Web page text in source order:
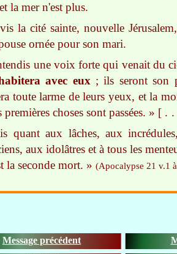
la mer n'est plus.
la cité sainte, nouvelle
ornée pour son mari.
une voix forte qui venait du
avec eux ; ils seront son
toute larme de leurs yeux, et la
premières choses sont passées. »
quant aux lâches, aux
aux idolâtres et à tous les
la seconde mort. » (Apocalypse 21 v.1
Message précédent